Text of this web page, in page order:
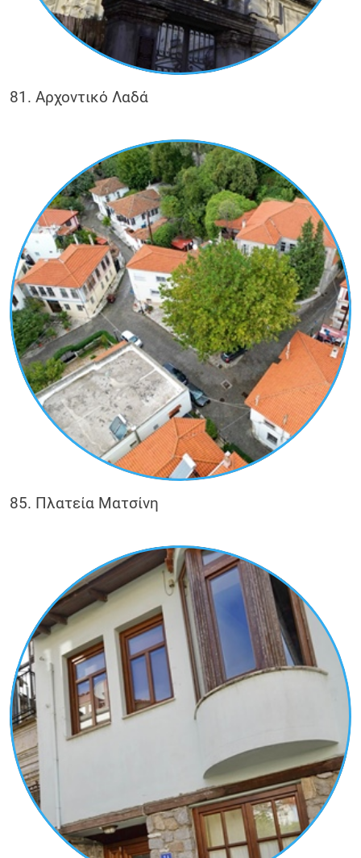
81. Αρχοντικό Λαδά
85. Πλατεία Ματσίνη